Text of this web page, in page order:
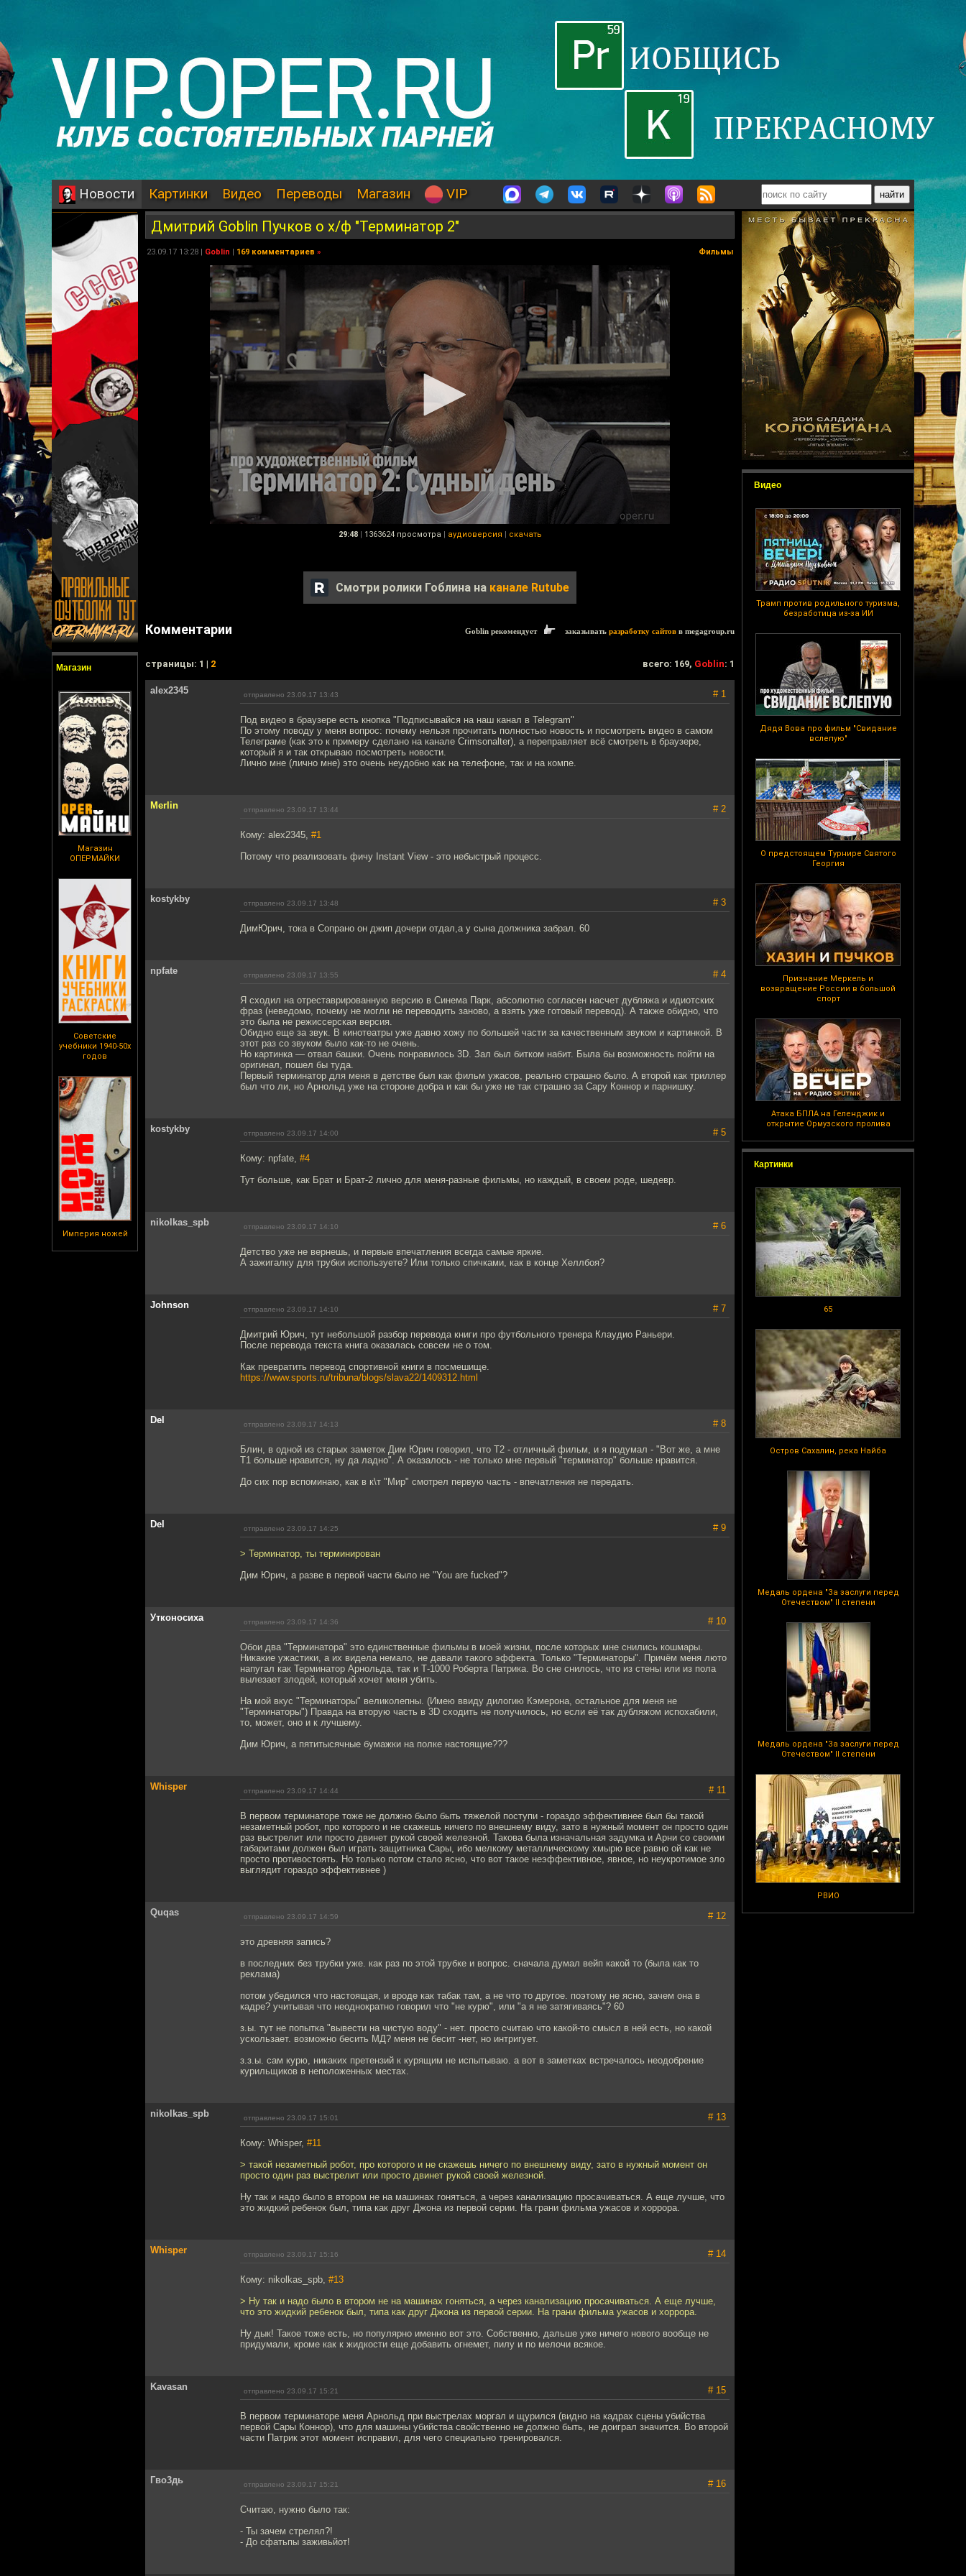
Новости Картинки Видео Переводы Магазин VIP
Магазин
Магазин
ОПЕРМАЙКИ
Советские
учебники 1940-50х
годов
Империя ножей
Видео
Трамп против родильного туризма,
безработица из-за ИИ
Дядя Вова про фильм "Свидание
вслепую"
О предстоящем Турнире Святого
Георгия
Признание Меркель и
возвращение России в большой
спорт
Атака БПЛА на Геленджик и
открытие Ормузского пролива
Картинки
65
Остров Сахалин, река Найба
Медаль ордена "За заслуги перед
Отечеством" II степени
Медаль ордена "За заслуги перед
Отечеством" II степени
РВИО
Дмитрий Goblin Пучков о х/ф "Терминатор 2"
23.09.17 13:28 | Goblin | 169 комментариев » Фильмы
29:48 | 1363624 просмотра | аудиоверсия | скачать
Смотри ролики Гоблина на канале Rutube
Комментарии Goblin рекомендует заказывать разработку сайтов в megagroup.ru
cтраницы: 1 | 2 всего: 169, Goblin: 1
alex2345 отправлено 23.09.17 13:43 # 1
Под видео в браузере есть кнопка "Подписывайся на наш канал в Telegram"
По этому поводу у меня вопрос: почему нельзя прочитать полностью новость и посмотреть видео в самом
Телеграме (как это к примеру сделано на канале Crimsonalter), а переправляет всё смотреть в браузере,
который я и так открываю посмотреть новости.
Лично мне (лично мне) это очень неудобно как на телефоне, так и на компе.
Merlin отправлено 23.09.17 13:44 # 2
Кому: alex2345, #1
Потому что реализовать фичу Instant View - это небыстрый процесс.
kostykby отправлено 23.09.17 13:48 # 3
ДимЮрич, тока в Сопрано он джип дочери отдал,а у сына должника забрал. 60
npfate отправлено 23.09.17 13:55 # 4
Я сходил на отреставрированную версию в Синема Парк, абсолютно согласен насчет дубляжа и идиотских
фраз (неведомо, почему не могли не переводить заново, а взять уже готовый перевод). А также обидно, что
это была не режиссерская версия.
Обидно еще за звук. В кинотеатры уже давно хожу по большей части за качественным звуком и картинкой. В
этот раз со звуком было как-то не очень.
Но картинка — отвал башки. Очень понравилось 3D. Зал был битком набит. Была бы возможность пойти на
оригинал, пошел бы туда.
Первый терминатор для меня в детстве был как фильм ужасов, реально страшно было. А второй как триллер
был что ли, но Арнольд уже на стороне добра и как бы уже не так страшно за Сару Коннор и парнишку.
kostykby отправлено 23.09.17 14:00 # 5
Кому: npfate, #4
Тут больше, как Брат и Брат-2 лично для меня-разные фильмы, но каждый, в своем роде, шедевр.
nikolkas_spb отправлено 23.09.17 14:10 # 6
Детство уже не вернешь, и первые впечатления всегда самые яркие.
А зажигалку для трубки используете? Или только спичками, как в конце Хеллбоя?
Johnson отправлено 23.09.17 14:10 # 7
Дмитрий Юрич, тут небольшой разбор перевода книги про футбольного тренера Клаудио Раньери.
После перевода текста книга оказалась совсем не о том.
Как превратить перевод спортивной книги в посмешище.
https://www.sports.ru/tribuna/blogs/slava22/1409312.html
Del отправлено 23.09.17 14:13 # 8
Блин, в одной из старых заметок Дим Юрич говорил, что Т2 - отличный фильм, и я подумал - "Вот же, а мне
Т1 больше нравится, ну да ладно". А оказалось - не только мне первый "терминатор" больше нравится.
До сих пор вспоминаю, как в к\т "Мир" смотрел первую часть - впечатления не передать.
Del отправлено 23.09.17 14:25 # 9
> Терминатор, ты терминирован
Дим Юрич, а разве в первой части было не "You are fucked"?
Утконосиха отправлено 23.09.17 14:36 # 10
Обои два "Терминатора" это единственные фильмы в моей жизни, после которых мне снились кошмары.
Никакие ужастики, а их видела немало, не давали такого эффекта. Только "Терминаторы". Причём меня люто
напугал как Терминатор Арнольда, так и Т-1000 Роберта Патрика. Во сне снилось, что из стены или из пола
вылезает злодей, который хочет меня убить.
На мой вкус "Терминаторы" великолепны. (Имею ввиду дилогию Кэмерона, остальное для меня не
"Терминаторы") Правда на вторую часть в 3D сходить не получилось, но если её так дубляжом испохабили,
то, может, оно и к лучшему.
Дим Юрич, а пятитысячные бумажки на полке настоящие???
Whisper отправлено 23.09.17 14:44 # 11
В первом терминаторе тоже не должно было быть тяжелой поступи - гораздо эффективнее был бы такой
незаметный робот, про которого и не скажешь ничего по внешнему виду, зато в нужный момент он просто один
раз выстрелит или просто двинет рукой своей железной. Такова была изначальная задумка и Арни со своими
габаритами должен был играть защитника Сары, ибо мелкому металлическому хмырю все равно ой как не
просто противостоять. Но только потом стало ясно, что вот такое неэффективное, явное, но неукротимое зло
выглядит гораздо эффективнее )
Quqas отправлено 23.09.17 14:59 # 12
это древняя запись?
в последних без трубки уже. как раз по этой трубке и вопрос. сначала думал вейп какой то (была как то
реклама)
потом убедился что настоящая, и вроде как табак там, а не что то другое. поэтому не ясно, зачем она в
кадре? учитывая что неоднократно говорил что "не курю", или "а я не затягиваясь"? 60
з.ы. тут не попытка "вывести на чистую воду" - нет. просто считаю что какой-то смысл в ней есть, но какой
ускользает. возможно бесить МД? меня не бесит -нет, но интригует.
з.з.ы. сам курю, никаких претензий к курящим не испытываю. а вот в заметках встречалось неодобрение
курильщиков в неположенных местах.
nikolkas_spb отправлено 23.09.17 15:01 # 13
Кому: Whisper, #11
> такой незаметный робот, про которого и не скажешь ничего по внешнему виду, зато в нужный момент он
просто один раз выстрелит или просто двинет рукой своей железной.
Ну так и надо было в втором не на машинах гоняться, а через канализацию просачиваться. А еще лучше, что
это жидкий ребенок был, типа как друг Джона из первой серии. На грани фильма ужасов и хоррора.
Whisper отправлено 23.09.17 15:16 # 14
Кому: nikolkas_spb, #13
> Ну так и надо было в втором не на машинах гоняться, а через канализацию просачиваться. А еще лучше,
что это жидкий ребенок был, типа как друг Джона из первой серии. На грани фильма ужасов и хоррора.
Ну дык! Такое тоже есть, но популярно именно вот это. Собственно, дальше уже ничего нового вообще не
придумали, кроме как к жидкости еще добавить огнемет, пилу и по мелочи всякое.
Kavasan отправлено 23.09.17 15:21 # 15
В первом терминаторе меня Арнольд при выстрелах моргал и щурился (видно на кадрах сцены убийства
первой Сары Коннор), что для машины убийства свойственно не должно быть, не доиграл значится. Во второй
части Патрик этот момент исправил, для чего специально тренировался.
Гво3дь отправлено 23.09.17 15:21 # 16
Считаю, нужно было так:
- Ты зачем стрелял?!
- До сфатьпы заживьйот!